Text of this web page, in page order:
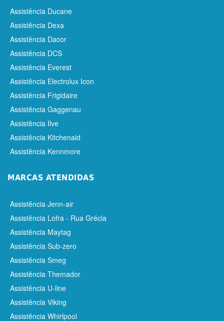
Assistência Ducane
Assistência Dexa
Assistência Dacor
Assistência DCS
Assistência Everest
Assistência Electrolux Icon
Assistência Frigidaire
Assistência Gaggenau
Assistência Ilve
Assistência Kitchenaid
Assistência Kennmore
MARCAS ATENDIDAS
Assistência Jenn-air
Assistência Lofra - Rua Grécia
Assistência Maytag
Assistência Sub-zero
Assistência Smeg
Assistência Themador
Assistência U-line
Assistência Viking
Assistência Whirlpool